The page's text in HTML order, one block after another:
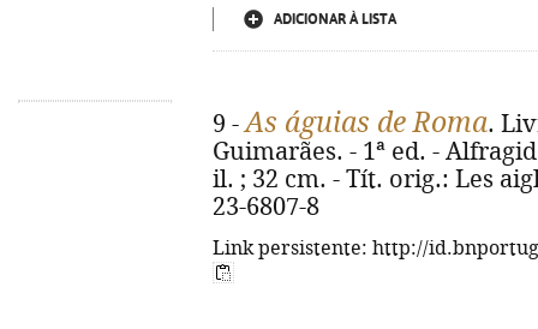
ADICIONAR À LISTA
9 -As águias de Roma.
Guimarães. - 1ª ed. -
il. ; 32 cm. - Tít. orig.: Les
23-6807-8
Link persistente: http://